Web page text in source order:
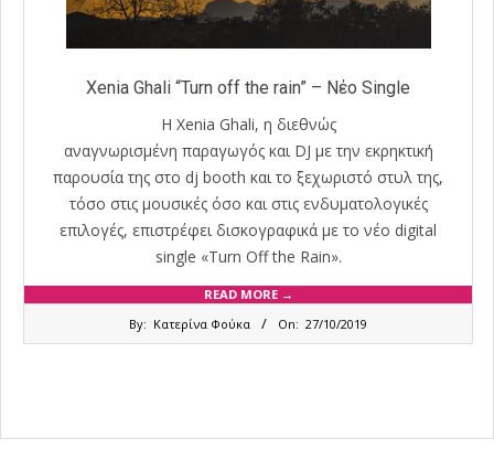
Xenia Ghali “Turn off the rain” – Νέο Single
Η Xenia Ghali, η διεθνώς
αναγνωρισμένη παραγωγός και DJ με την εκρηκτική
παρουσία της στο dj booth και το ξεχωριστό στυλ της,
τόσο στις μουσικές όσο και στις ενδυματολογικές
επιλογές, επιστρέφει δισκογραφικά με το νέο digital
single «Τurn Off the Rain».
READ MORE →
By: Κατερίνα Φούκα On: 27/10/2019